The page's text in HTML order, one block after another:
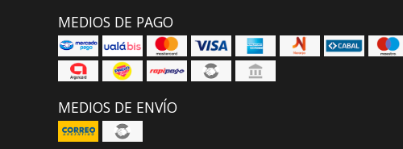
MEDIOS DE PAGO
MEDIOS DE ENVÍO